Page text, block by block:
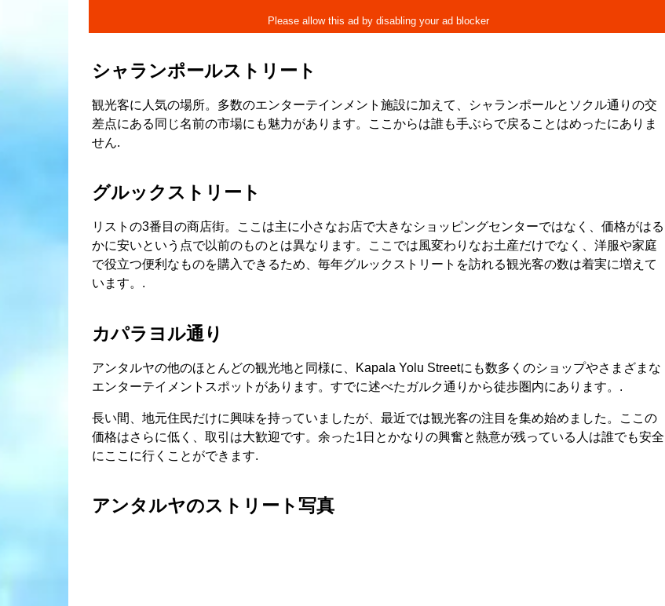
シャランポールストリート
観光客に人気の場所。多数のエンターテインメント施設に加えて、シャランポールとソクル通りの交
差点にある同じ名前の市場にも魅力があります。ここからは誰も手ぶらで戻ることはめったにありま
せん.
グルックストリート
リストの3番目の商店街。ここは主に小さなお店で大きなショッピングセンターではなく、価格がはる
かに安いという点で以前のものとは異なります。ここでは風変わりなお土産だけでなく、洋服や家庭
で役立つ便利なものを購入できるため、毎年グルックストリートを訪れる観光客の数は着実に増えて
います。.
カパラヨル通り
アンタルヤの他のほとんどの観光地と同様に、Kapala Yolu Streetにも数多くのショップやさまざまな
エンターテイメントスポットがあります。すでに述べたガルク通りから徒歩圏内にあります。.
長い間、地元住民だけに興味を持っていましたが、最近では観光客の注目を集め始めました。ここの
価格はさらに低く、取引は大歓迎です。余った1日とかなりの興奮と熱意が残っている人は誰でも安全
にここに行くことができます.
アンタルヤのストリート写真